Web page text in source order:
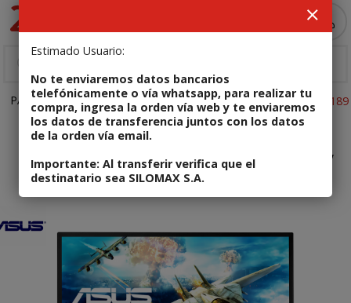
Estimado Usuario:
No te enviaremos datos bancarios
telefónicamente o vía whatsapp, para realizar tu
compra, ingresa la orden vía web y te enviaremos
los datos de transferencia juntos con los datos
de la orden vía email.
Importante: Al transferir verifica que el
destinatario sea SILOMAX S.A.
PANTALLAS Monitores Recertificados Código: 4718017341189
Monitor Gamer Asus 24" FHD / 165 Hz /
0.5 ms / VG248QG